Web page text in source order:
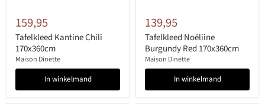
159,95
Tafelkleed Kantine Chili
170x360cm
Maison Dinette
In winkelmand
139,95
Tafelkleed Noëliine
Burgundy Red 170x360cm
Maison Dinette
In winkelmand